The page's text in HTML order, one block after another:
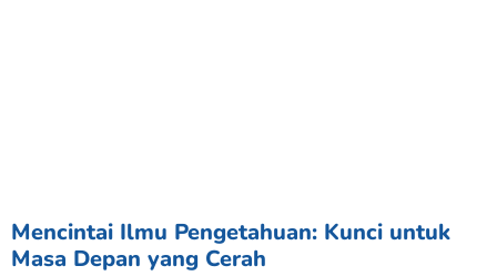
Mencintai Ilmu Pengetahuan: Kunci untuk
Masa Depan yang Cerah